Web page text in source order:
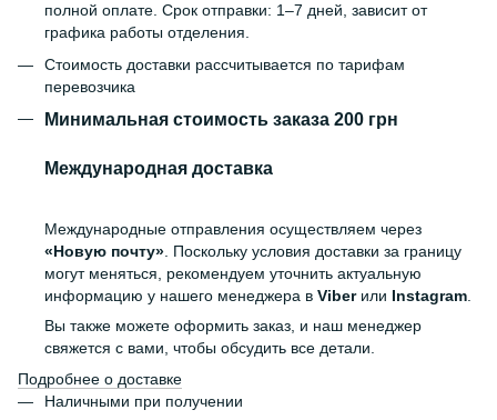
полной оплате. Срок отправки: 1–7 дней, зависит от
графика работы отделения.
Стоимость доставки рассчитывается по тарифам
перевозчика
Минимальная стоимость заказа 200 грн
Международная доставка
Международные отправления осуществляем через
«Новую почту» . Поскольку условия доставки за границу
могут меняться, рекомендуем уточнить актуальную
информацию у нашего менеджера в Viberили Instagram
Вы также можете оформить заказ, и наш менеджер
свяжется с вами, чтобы обсудить все детали.
Подробнее о доставке
Наличными при получении